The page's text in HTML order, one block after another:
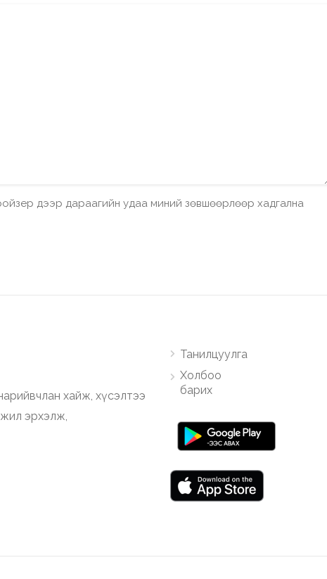
дээр дараагийн удаа миний зөвшөөрлөөр хадгална
хайж, хүсэлтээ
эрхэлж,
Танилцуулга
Холбоо
барих